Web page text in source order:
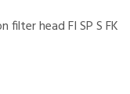
head FI SP S FK